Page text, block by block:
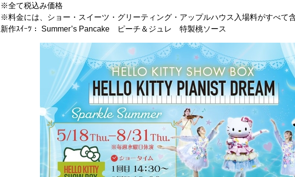
※全て税込み価格
※料金には、ショー・スイーツ・グリーティング・アップルハウス入場料がすべて
新作ｽｲｰﾂ： Summer’s Pancake ピーチ＆ジュレ 特製桃ソース